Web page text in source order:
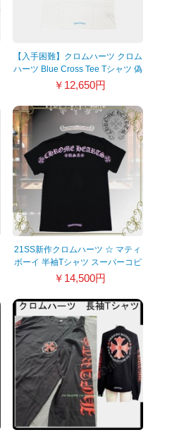
【入手困難】クロムハーツ クロム
ハーツ Blue Cross Tee Tシャツ 偽
物 21042626
￥12,650円
21SS新作クロムハーツ ☆ マティ
ボーイ 半袖Tシャツ スーパーコピ
ー 21042623
￥14,500円